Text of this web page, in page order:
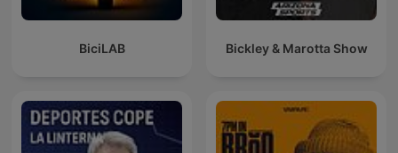
BiciLAB Bickley & Marotta Show